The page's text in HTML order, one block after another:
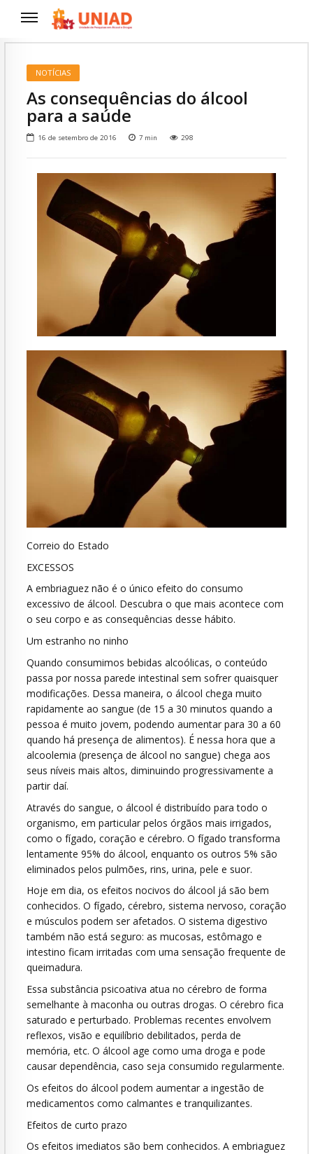
NOTÍCIAS
As consequências do álcool
para a saúde
16 de setembro de 2016 7 min 298
Correio do Estado
EXCESSOS
A embriaguez não é o único efeito do consumo
excessivo de álcool. Descubra o que mais acontece com
o seu corpo e as consequências desse hábito.
Um estranho no ninho
Quando consumimos bebidas alcoólicas, o conteúdo
passa por nossa parede intestinal sem sofrer quaisquer
modificações. Dessa maneira, o álcool chega muito
rapidamente ao sangue (de 15 a 30 minutos quando a
pessoa é muito jovem, podendo aumentar para 30 a 60
quando há presença de alimentos). É nessa hora que a
alcoolemia (presença de álcool no sangue) chega aos
seus níveis mais altos, diminuindo progressivamente a
partir daí.
Através do sangue, o álcool é distribuído para todo o
organismo, em particular pelos órgãos mais irrigados,
como o fígado, coração e cérebro. O fígado transforma
lentamente 95% do álcool, enquanto os outros 5% são
eliminados pelos pulmões, rins, urina, pele e suor.
Hoje em dia, os efeitos nocivos do álcool já são bem
conhecidos. O fígado, cérebro, sistema nervoso, coração
e músculos podem ser afetados. O sistema digestivo
também não está seguro: as mucosas, estômago e
intestino ficam irritadas com uma sensação frequente de
queimadura.
Essa substância psicoativa atua no cérebro de forma
semelhante à maconha ou outras drogas. O cérebro fica
saturado e perturbado. Problemas recentes envolvem
reflexos, visão e equilíbrio debilitados, perda de
memória, etc. O álcool age como uma droga e pode
causar dependência, caso seja consumido regularmente.
Os efeitos do álcool podem aumentar a ingestão de
medicamentos como calmantes e tranquilizantes.
Efeitos de curto prazo
Os efeitos imediatos são bem conhecidos. A embriaguez